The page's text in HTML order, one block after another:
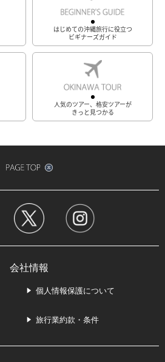
はじめての沖縄旅行に役立つ
ビギナーズガイド
人気のツアー、格安ツアーが
きっと見つかる
会社情報
個人情報保護について
旅行業約款・条件